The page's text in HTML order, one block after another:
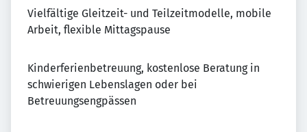
Vielfältige Gleitzeit- und Teilzeitmodelle, mobile
Arbeit, flexible Mittagspause
Kinderferienbetreuung, kostenlose Beratung in
schwierigen Lebenslagen oder bei
Betreuungsengpässen